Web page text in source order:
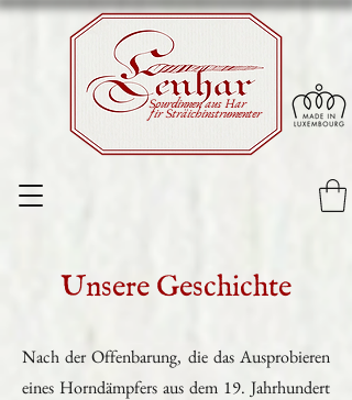
fir Sträichinstrumenter
Sourdinnen aus Har
Unsere Geschichte
Nach der Offenbarung, die das Ausprobieren
eines Horndämpfers aus dem 19. Jahrhundert